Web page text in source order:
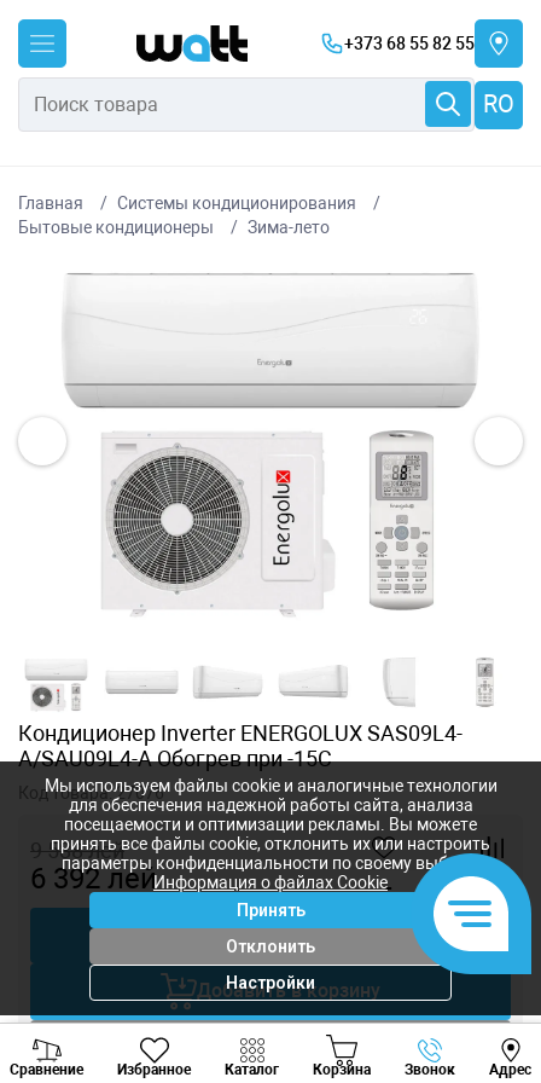
+373 68 55 82 55
RO
Главная
Системы кондиционирования
Бытовые кондиционеры
Зима-лето
Кондиционер Inverter ENERGOLUX SAS09L4-
A/SAU09L4-A Обогрев при -15C
Код товара:27076
9 588лей
6 392лей - +
Купить в 1 клик
Добавить в корзину
Торговаться
Сравнение Избранное Каталог Корзина Звонок Адрес
Viber Whatsapp
Мы используем файлы cookie и аналогичные технологии
для обеспечения надежной работы сайта, анализа
посещаемости и оптимизации рекламы. Вы можете
принять все файлы cookie, отклонить их или настроить
параметры конфиденциальности по своему выбору.
Информация о файлах Cookie
Принять
Отклонить
Настройки